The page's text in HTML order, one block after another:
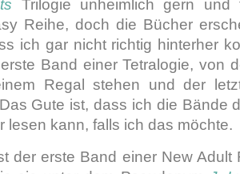
Trilogie unheimlich gern
Reihe, doch die Bücher
ich gar nicht richtig hinterher
Band einer Tetralogie, von
Regal stehen und der
Gute ist, dass ich die Bände
lesen kann, falls ich das möchte.
der erste Band einer New